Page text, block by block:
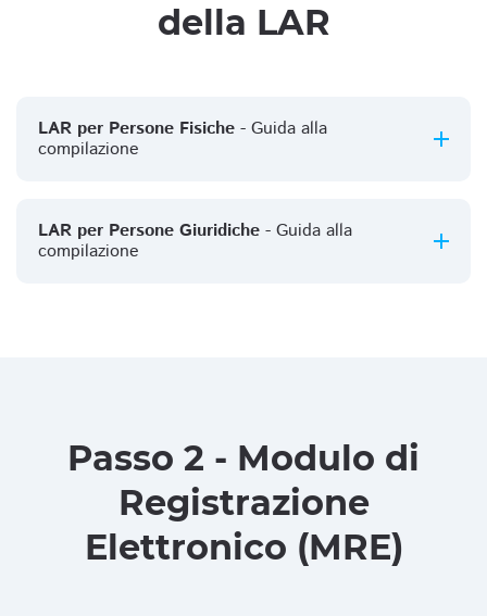
della LAR
LAR per Persone Fisiche - Guida alla
compilazione
LAR per Persone Giuridiche - Guida alla
compilazione
Passo 2 - Modulo di
Registrazione
Elettronico (MRE)